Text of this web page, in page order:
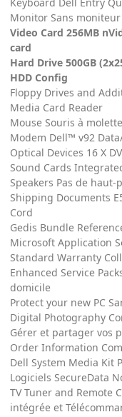
Keyboard Dell Entry
Monitor Sans moniteur
Video Card 256MB
card
Hard Drive 500GB
HDD Config
Floppy Drives and
Media Card Reader
Mouse Souris à
Modem Dell™ v92
Optical Devices 16 X
Sound Cards
Speakers Pas de haut-
Shipping Documents
Cord
Gedis Bundle
Microsoft Application
Standard Warranty
Enhanced Service
domicile
Protect your new PC
Digital Photography
Gérer et partager vos
Order Information
Dell System Media Kit
Logiciels SecureData
TV Tuner and Remote
intégrée et